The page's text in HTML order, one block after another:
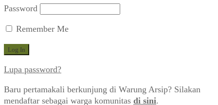
Password
Remember Me
Lupa password?
Baru pertamakali berkunjung di Warung Arsip? Silakan
mendaftar sebagai warga komunitas di sini.